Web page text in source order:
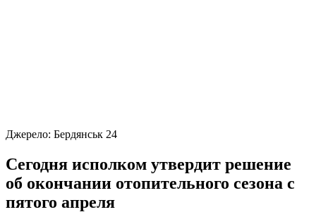
Джерело: Бердянськ 24
Сегодня исполком утвердит решение
об окончании отопительного сезона с
пятого апреля